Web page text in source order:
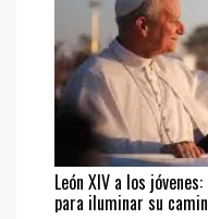
León XIV a los
para iluminar su